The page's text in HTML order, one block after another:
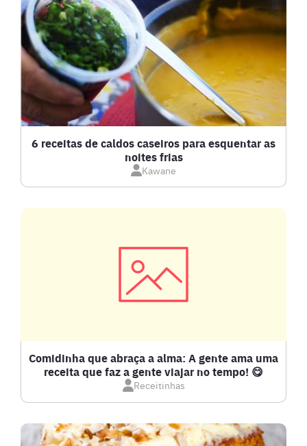
6 receitas de caldos caseiros para esquentar as
noites frias
Kawane
Comidinha que abraça a alma: A gente ama uma
receita que faz a gente viajar no tempo! 😋
Receitinhas